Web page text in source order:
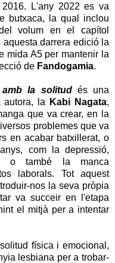
L'any 2022 es va
butxaca, la qual inclou
volum en el capítol
darrera edició la
mida A5 per mantenir la
de Fandogamia.
amb la solitud és una
autora, la
Kabi Nagata,
que va crear, en la
problemes que va
en acabar batxillerat, o
com la depressió,
o també la manca
laborals. Tot aquest
nos la seva pròpia
va succeir en l'etapa
el mitjà per a intentar
física i emocional,
lesbiana per a trobar-